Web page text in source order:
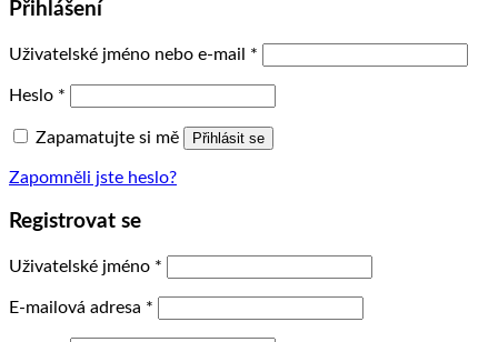
Přihlášení
Uživatelské jméno nebo e-mail *
Heslo *
Zapamatujte si mě Přihlásit se
Zapomněli jste heslo?
Registrovat se
Uživatelské jméno *
E-mailová adresa *